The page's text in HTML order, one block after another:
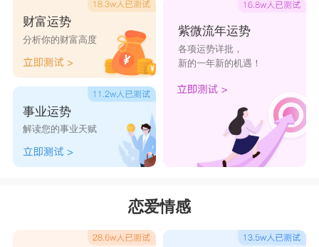
星座乐原创文章，转载需注明出处
财富运势
分析你的财富高度
事业运势
解读您的事业天赋
紫微流年运势
各项运势详批，
新的一年新的机遇！
恋爱情感